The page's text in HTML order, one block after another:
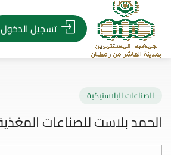
تسجيل الدخول
البلاستيكية
بلاست للصناعات المغذية